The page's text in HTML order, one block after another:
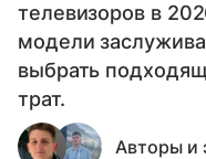
телевизоров в
модели
выбрать
трат.
Авторы и